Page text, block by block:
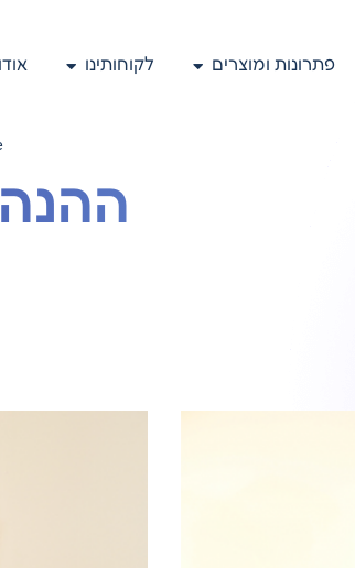
פתרונות ומוצרים לקוחותינו